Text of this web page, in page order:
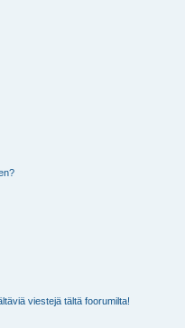
viestejä tältä foorumilta!